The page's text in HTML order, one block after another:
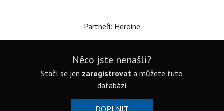
Partneři: Heroine
Něco jste nenašli?
Stačí se jen zaregistrovat a můžete tuto
databázi